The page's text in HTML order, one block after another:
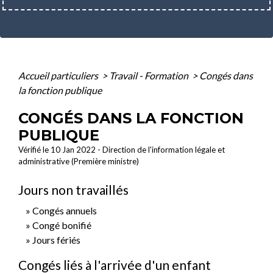
Accueil particuliers > Travail - Formation > Congés dans
la fonction publique
CONGÉS DANS LA FONCTION
PUBLIQUE
Vérifié le 10 Jan 2022 - Direction de l'information légale et
administrative (Première ministre)
Jours non travaillés
Congés annuels
Congé bonifié
Jours fériés
Congés liés à l'arrivée d'un enfant